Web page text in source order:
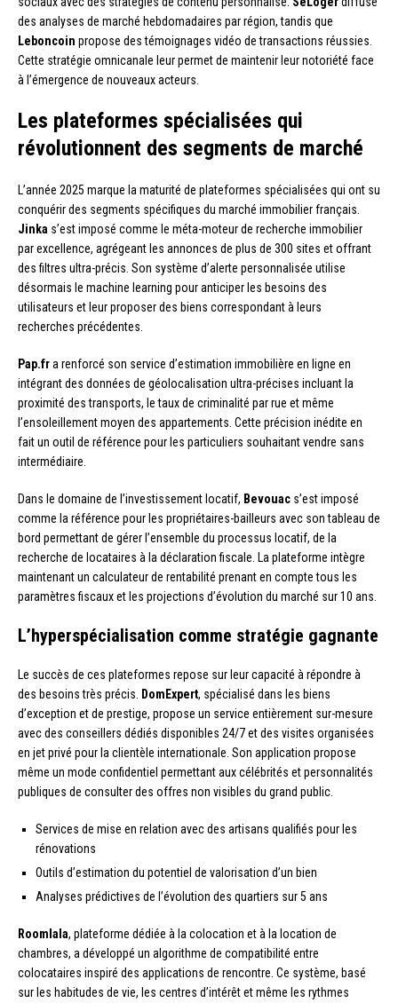
des analyses de marché hebdomadaires par région, tandis que
Leboncoin propose des témoignages vidéo de transactions réussies.
Cette stratégie omnicanale leur permet de maintenir leur notoriété face
à l’émergence de nouveaux acteurs.
Les plateformes spécialisées qui
révolutionnent des segments de marché
L’année 2025 marque la maturité de plateformes spécialisées qui ont su
conquérir des segments spécifiques du marché immobilier français.
Jinka s’est imposé comme le méta-moteur de recherche immobilier
par excellence, agrégeant les annonces de plus de 300 sites et offrant
des filtres ultra-précis. Son système d’alerte personnalisée utilise
désormais le machine learning pour anticiper les besoins des
utilisateurs et leur proposer des biens correspondant à leurs
recherches précédentes.
Pap.fra renforcé son service d’estimation immobilière en ligne en
intégrant des données de géolocalisation ultra-précises incluant la
proximité des transports, le taux de criminalité par rue et même
l’ensoleillement moyen des appartements. Cette précision inédite en
fait un outil de référence pour les particuliers souhaitant vendre sans
intermédiaire.
Dans le domaine de l’investissement locatif, Bevouac s’est imposé
comme la référence pour les propriétaires-bailleurs avec son tableau de
bord permettant de gérer l’ensemble du processus locatif, de la
recherche de locataires à la déclaration fiscale. La plateforme intègre
maintenant un calculateur de rentabilité prenant en compte tous les
paramètres fiscaux et les projections d’évolution du marché sur 10 ans.
L’hyperspécialisation comme stratégie gagnante
Le succès de ces plateformes repose sur leur capacité à répondre à
des besoins très précis.
DomExpert, spécialisé dans les biens
d’exception et de prestige, propose un service entièrement sur-mesure
avec des conseillers dédiés disponibles 24/7 et des visites organisées
en jet privé pour la clientèle internationale. Son application propose
même un mode confidentiel permettant aux célébrités et personnalités
publiques de consulter des offres non visibles du grand public.
Services de mise en relation avec des artisans qualifiés pour les
rénovations
Outils d’estimation du potentiel de valorisation d’un bien
Analyses prédictives de l’évolution des quartiers sur 5 ans
Roomlala, plateforme dédiée à la colocation et à la location de
chambres, a développé un algorithme de compatibilité entre
colocataires inspiré des applications de rencontre. Ce système, basé
sur les habitudes de vie, les centres d’intérêt et même les rythmes